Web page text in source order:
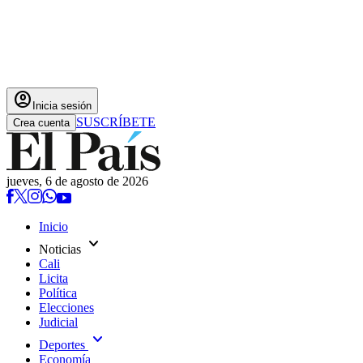
account_circle Inicia sesión
Crea cuenta SUSCRÍBETE
jueves, 6 de agosto de 2026
Inicio
Noticias expand_more
Cali
Licita
Política
Elecciones
Judicial
Deportes expand_more
Economía